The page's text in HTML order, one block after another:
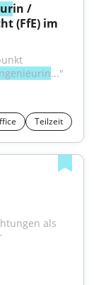
(FfE) im
..."
Teilzeit
als